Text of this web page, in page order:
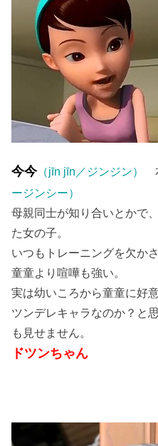
今今（jīn jīn／ジンジン）
ージンシー）
母親同士が知り合いとかで
た女の子。
いつもトレーニングを欠か
童童より喧嘩も強い。
実は幼いころから童童に好
ツンデレキャラなのか？と
も見せません。
ドツンちゃん